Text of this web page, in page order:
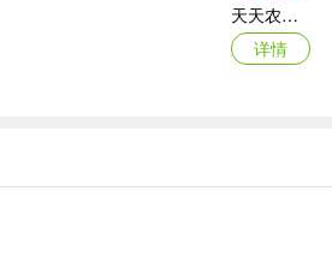
天天农场ios版
详情
从细胞到奇点ipad版